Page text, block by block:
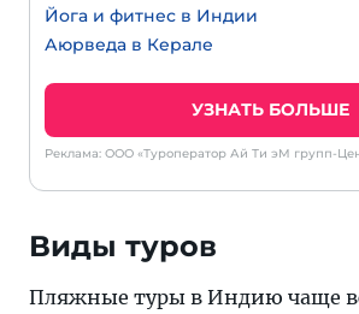
Йога и фитнес в Индии
Аюрведа в Керале
УЗНАТЬ БОЛЬШЕ
Реклама: ООО «Туроператор Ай Ти эМ групп-
Виды туров
Пляжные туры в Индию чаще